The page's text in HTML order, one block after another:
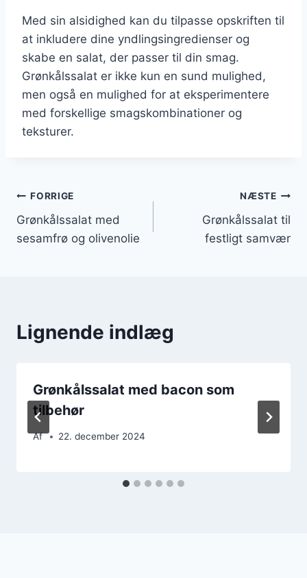
Med sin alsidighed kan du tilpasse opskriften til
at inkludere dine yndlingsingredienser og
skabe en salat, der passer til din smag.
Grønkålssalat er ikke kun en sund mulighed,
men også en mulighed for at eksperimentere
med forskellige smagskombinationer og
teksturer.
Indlægsnavigation
FORRIGE
Grønkålssalat med
sesamfrø og olivenolie
NÆSTE
Grønkålssalat til
festligt samvær
Lignende indlæg
Grønkålssalat med bacon som
tilbehør
Af 22. december 2024